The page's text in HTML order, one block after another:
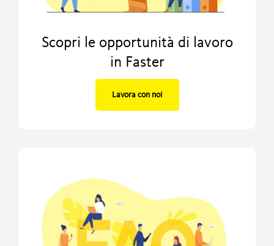
Scopri le opportunità di lavoro
in Faster
Lavora con noi